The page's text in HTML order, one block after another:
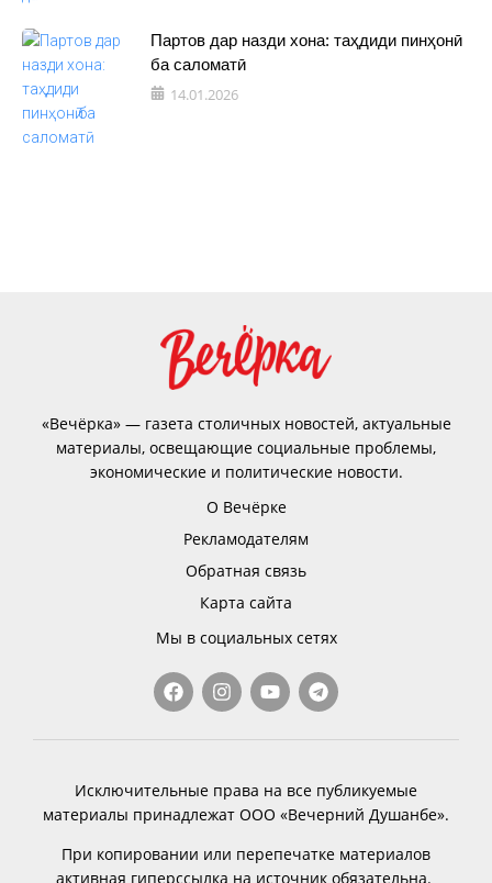
Партов дар назди хона: таҳдиди пинҳонӣ
ба саломатӣ
14.01.2026
«Вечёрка» — газета столичных новостей, актуальные
материалы, освещающие социальные проблемы,
экономические и политические новости.
О Вечёрке
Рекламодателям
Обратная связь
Карта сайта
Мы в социальных сетях
Исключительные права на все публикуемые
материалы принадлежат ООО «Вечерний Душанбе».
При копировании или перепечатке материалов
активная гиперссылка на источник обязательна.